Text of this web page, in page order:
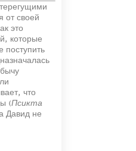
от своей
это
которые
что
(Псикта
Давид не